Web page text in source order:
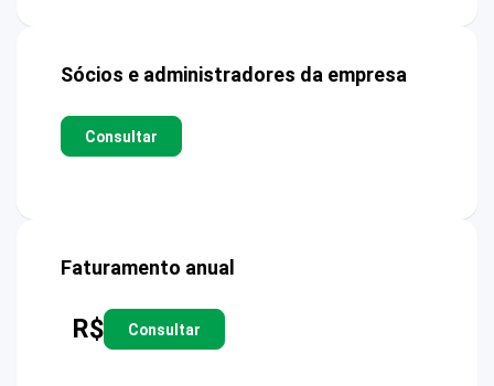
Sócios e administradores da empresa
Consultar
Faturamento anual
R$ Consultar